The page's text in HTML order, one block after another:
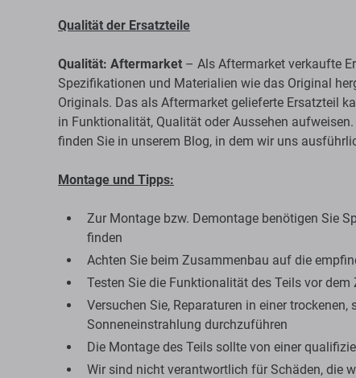
Qualität der Ersatzteile
Qualität: Aftermarket – Als Aftermarket verkaufte
Spezifikationen und Materialien wie das Original
Originals. Das als Aftermarket gelieferte Ersatzteil
in Funktionalität, Qualität oder Aussehen
finden Sie in unserem Blog, in dem wir uns
Montage und Tipps:
Zur Montage bzw. Demontage benötigen Sie
finden
Achten Sie beim Zusammenbau auf die
Testen Sie die Funktionalität des Teils vor dem
Versuchen Sie, Reparaturen in einer
Sonneneinstrahlung durchzuführen
Die Montage des Teils sollte von einer
Wir sind nicht verantwortlich für Schäden, die